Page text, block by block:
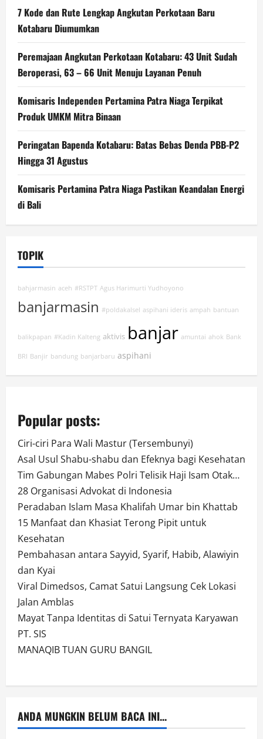
7 Kode dan Rute Lengkap Angkutan Perkotaan Baru
Kotabaru Diumumkan
Peremajaan Angkutan Perkotaan Kotabaru: 43 Unit Sudah
Beroperasi, 63 – 66 Unit Menuju Layanan Penuh
Komisaris Independen Pertamina Patra Niaga Terpikat
Produk UMKM Mitra Binaan
Peringatan Bapenda Kotabaru: Batas Bebas Denda PBB-P2
Hingga 31 Agustus
Komisaris Pertamina Patra Niaga Pastikan Keandalan Energi
di Bali
TOPIK
bahjarmasin aceh #RSTPT Agus Harimurti Yudhoyono
banjarmasin #poldakalsel aspihani ideris ampah bantuan
balikpapan #Kadin Kalteng aktivis banjar amuntai ahok Bank
BRI Banjir bandung banjarbaru aspihani
Popular posts:
Ciri-ciri Para Wali Mastur (Tersembunyi)
Asal Usul Shabu-shabu dan Efeknya bagi Kesehatan
Tim Gabungan Mabes Polri Telisik Haji Isam Otak…
28 Organisasi Advokat di Indonesia
Peradaban Islam Masa Khalifah Umar bin Khattab
15 Manfaat dan Khasiat Terong Pipit untuk
Kesehatan
Pembahasan antara Sayyid, Syarif, Habib, Alawiyin
dan Kyai
Viral Dimedsos, Camat Satui Langsung Cek Lokasi
Jalan Amblas
Mayat Tanpa Identitas di Satui Ternyata Karyawan
PT. SIS
MANAQIB TUAN GURU BANGIL
ANDA MUNGKIN BELUM BACA INI...